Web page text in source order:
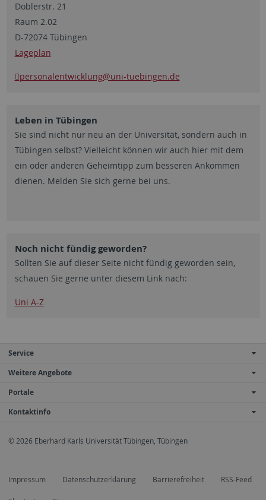
Doblerstr. 21
Raum 2.02
D-72074 Tübingen
Lageplan
personalentwicklung@uni-tuebingen.de
Leben in Tübingen
Sie sind nicht nur neu an der Universität, sondern auch in
Tübingen selbst? Vielleicht können wir auch hier mit dem
ein oder anderen Geheimtipp zum besseren Ankommen
dienen. Melden Sie sich gerne bei uns.
Noch nicht fündig geworden?
Sollten Sie auf dieser Seite nicht fündig geworden sein,
schauen Sie gerne unter diesem Link nach:
Uni A-Z
Service
Weitere Angebote
Portale
Kontaktinfo
© 2026 Eberhard Karls Universität Tübingen, Tübingen
Impressum Datenschutzerklärung Barrierefreiheit RSS-Feed